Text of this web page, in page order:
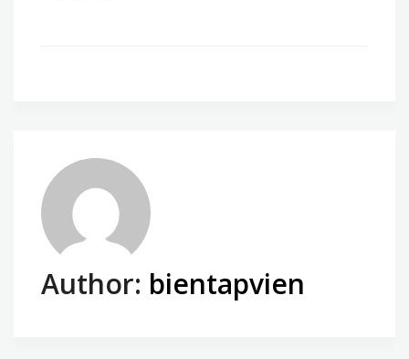
Author: bientapvien